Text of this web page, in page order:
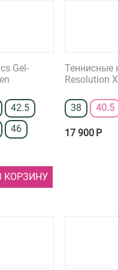
Gel-
42.5
46
КОРЗИНУ
Теннисные
Resolution
38 40.5
17 900 Р